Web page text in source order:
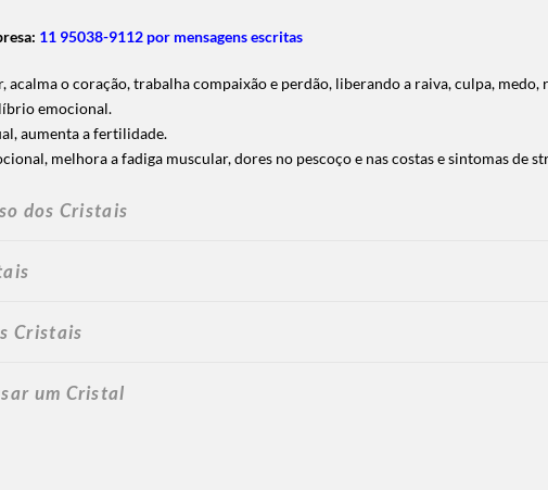
11 95038-9112 por mensagens escritas
acalma o coração, trabalha compaixão e perdão, liberando a raiva, culpa, medo,
emocional.
aumenta a fertilidade.
melhora a fadiga muscular, dores no pescoço e nas costas e sintomas de
dos Cristais
Cristais
um Cristal